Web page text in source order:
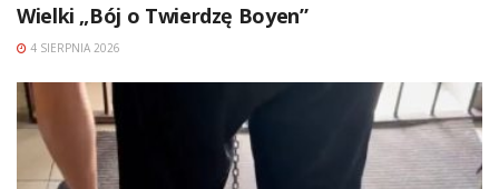
Wielki „Bój o Twierdzę Boyen”
4 SIERPNIA 2026